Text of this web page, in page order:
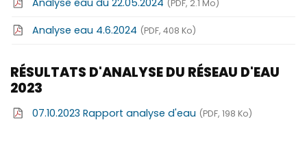
(PDF, 2.1 Mo)
Analyse eau 4.6.2024 (PDF, 408 Ko)
RÉSULTATS D'ANALYSE DU RÉSEAU D'EAU
2023
07.10.2023 Rapport analyse d'eau (PDF, 198 Ko)